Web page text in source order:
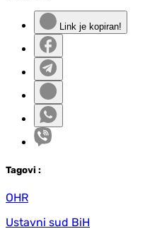
Link je kopiran!
Tagovi :
OHR
Ustavni sud BiH